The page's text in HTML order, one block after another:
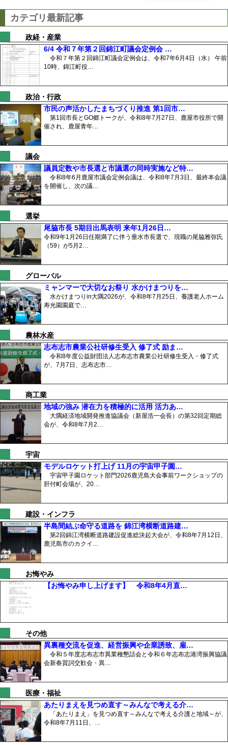
カテゴリ最新記事
政経・産業
6/4 令和７年第２回錦江町議会定例会 …
令和７年第２回錦江町議会定例会は、令和7年6月4日（水） 午前
10時、錦江町役…
政治・行政
市民の声活かしたまちづくり推進 第1回市…
第1回市長とGO郷トークが、令和8年7月27日、鹿屋市役所で開
催され、鹿屋青年…
議会
議員定数や市長選と市議選の同時実施など特…
令和8年6月鹿屋市議会定例会議は、令和8年7月3日、最終本会議
を開催し、次の議…
選挙
尾脇市長 5期目出馬表明 来年1月26日…
令和9年1月26日任期満了に伴う垂水市長選で、現職の尾脇雅弥氏
（59）が5月2…
グローバル
ミャンマーで大切なお祭り 水かけまつりを…
水かけまつりin大隅2026が、令和8年7月25日、養護老人ホーム
寿光園園庭で…
農林水産
志布志市農業公社研修生受入 修了式 励ま…
令和8年度公益財団法人志布志市農業公社研修生受入・修了式
が、7月7日、志布志市…
商工業
地域の強み 潜在力を積極的に活用 活力あ…
大隅経済地域開発推進協議会（新屋浩一会長）の第32回定期総
会が、令和8年7月2…
宇宙
モデルロケット打上げ 11月の宇宙甲子園…
宇宙甲子園ロケット部門2026鹿児島大会事前ワークショップの
肝付町会場が、20…
建設・インフラ
半島間結ぶ命守る道路を 錦江湾横断道路建…
第2回錦江湾横断道路建設促進総決起大会が、令和8年7月12日、
鹿児島市のカクイ…
お悔やみ
【お悔やみ申し上げます】 令和8年4月直…
その他
異裏種交流を促進、経営振興や企業誘致、雇…
令和５年度志布志市異業種懇話会と令和６年志布志港湾振興協議
会新春質詞交歓会・異…
医療・福祉
あたりまえを見つめ直す～みんなで考える介…
「あたりまえ」を見つめ直す～みんなで考える介護と地域～が、
令和8年7月11日、…